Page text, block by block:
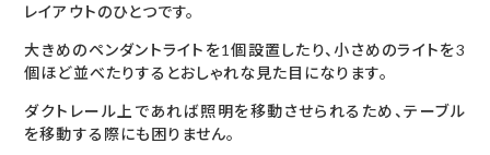
レイアウトのひとつです。
大きめのペンダントライトを1個設置したり、小さめのライトを3
個ほど並べたりするとおしゃれな見た目になります。
ダクトレール上であれば照明を移動させられるため、テーブル
を移動する際にも困りません。